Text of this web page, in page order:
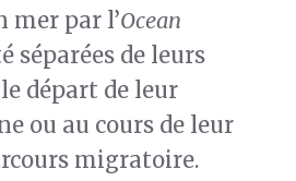
mer par l’Ocean
séparées de leurs
départ de leur
ou au cours de leur
migratoire.